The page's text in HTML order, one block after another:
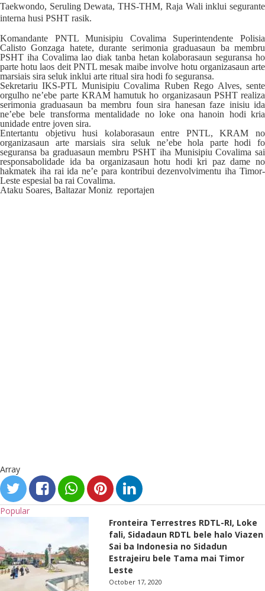
Taekwondo, Seruling Dewata, THS-THM, Raja Wali inklui segurante
interna husi PSHT rasik.
Komandante PNTL Munisipiu Covalima Superintendente Polisia
Calisto Gonzaga hatete, durante serimonia graduasaun ba membru
PSHT iha Covalima lao diak tanba hetan kolaborasaun seguransa ho
parte hotu laos deit PNTL mesak maibe involve hotu organizasaun arte
marsiais sira seluk inklui arte ritual sira hodi fo seguransa.
Sekretariu IKS-PTL Munisipiu Covalima Ruben Rego Alves, sente
orgulho ne’ebe parte KRAM hamutuk ho organizasaun PSHT realiza
serimonia graduasaun ba membru foun sira hanesan faze inisiu ida
ne’ebe bele transforma mentalidade no loke ona hanoin hodi kria
unidade entre joven sira.
Entertantu objetivu husi kolaborasaun entre PNTL, KRAM no
organizasaun arte marsiais sira seluk ne’ebe hola parte hodi fo
seguransa ba graduasaun membru PSHT iha Munisipiu Covalima sai
responsabolidade ida ba organizasaun hotu hodi kri paz dame no
hakmatek iha rai ida ne’e para kontribui dezenvolvimentu iha Timor-
Leste espesial ba rai Covalima.
Ataku Soares, Baltazar Moniz reportajen
Array
Popular
Fronteira Terrestres RDTL-RI, Loke
fali, Sidadaun RDTL bele halo Viazen
Sai ba Indonesia no Sidadun
Estrajeiru bele Tama mai Timor
Leste
October 17, 2020